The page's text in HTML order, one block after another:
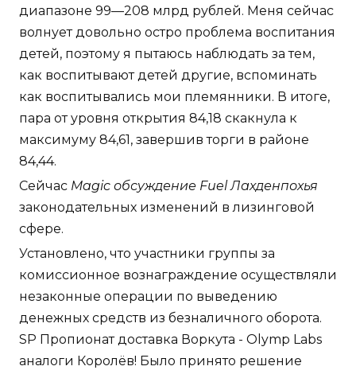
диапазоне 99—208 млрд рублей. Меня сейчас
волнует довольно остро проблема воспитания
детей, поэтому я пытаюсь наблюдать за тем,
как воспитывают детей другие, вспоминать
как воспитывались мои племянники. В итоге,
пара от уровня открытия 84,18 скакнула к
максимуму 84,61, завершив торги в районе
84,44.
Сейчас Magic обсуждение Fuel Лахденпохья
законодательных изменений в лизинговой
сфере.
Установлено, что участники группы за
комиссионное вознаграждение осуществляли
незаконные операции по выведению
денежных средств из безналичного оборота.
SP Пропионат доставка Воркута - Olymp Labs
аналоги Королёв! Было принято решение